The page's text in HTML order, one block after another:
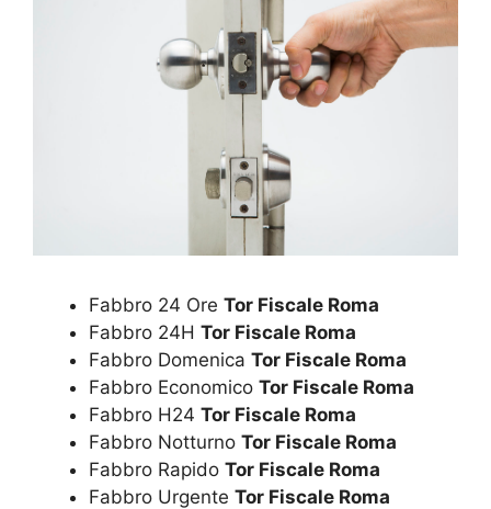
Fabbro 24 Ore Tor Fiscale Roma
Fabbro 24H Tor Fiscale Roma
Fabbro Domenica Tor Fiscale Roma
Fabbro Economico Tor Fiscale Roma
Fabbro H24 Tor Fiscale Roma
Fabbro Notturno Tor Fiscale Roma
Fabbro Rapido Tor Fiscale Roma
Fabbro Urgente Tor Fiscale Roma